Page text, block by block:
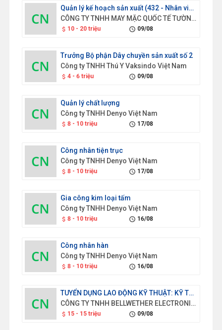
Quản lý kế hoạch sản xuất (432 - Nhân viên ghi chép nguyên vật liệu và vận chuyển)
CÔNG TY TNHH MAY MẶC QUỐC TẾ TƯỜNG HÒA VIỆT NAM
attach_money 10 - 20 triệu schedule 09/08
Trưởng Bộ phận Dây chuyền sản xuất số 2
Công ty TNHH Thú Y Vaksindo Việt Nam
attach_money 4 - 6 triệu schedule 09/08
Quản lý chất lượng
Công ty TNHH Denyo Việt Nam
attach_money 8 - 10 triệu schedule 17/08
Công nhân tiện trục
Công ty TNHH Denyo Việt Nam
attach_money 8 - 10 triệu schedule 17/08
Gia công kim loại tấm
Công ty TNHH Denyo Việt Nam
attach_money 8 - 10 triệu schedule 16/08
Công nhân hàn
Công ty TNHH Denyo Việt Nam
attach_money 8 - 10 triệu schedule 16/08
TUYỂN DỤNG LAO ĐỘNG KỸ THUẬT: KỸ THUẬT VIÊN KIỂM TRA CHẤT LƯỢNG SẢN PHẨM
CÔNG TY TNHH BELLWETHER ELECTRONICS (VIỆT NAM)
attach_money 15 - 15 triệu schedule 09/08